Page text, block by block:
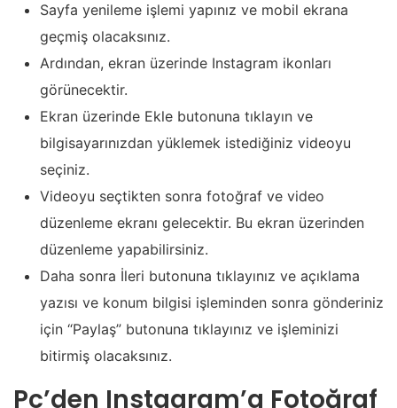
Sayfa yenileme işlemi yapınız ve mobil ekrana
geçmiş olacaksınız.
Ardından, ekran üzerinde Instagram ikonları
görünecektir.
Ekran üzerinde Ekle butonuna tıklayın ve
bilgisayarınızdan yüklemek istediğiniz videoyu
seçiniz.
Videoyu seçtikten sonra fotoğraf ve video
düzenleme ekranı gelecektir. Bu ekran üzerinden
düzenleme yapabilirsiniz.
Daha sonra İleri butonuna tıklayınız ve açıklama
yazısı ve konum bilgisi işleminden sonra gönderiniz
için “Paylaş” butonuna tıklayınız ve işleminizi
bitirmiş olacaksınız.
Pc’den Instagram’a Fotoğraf